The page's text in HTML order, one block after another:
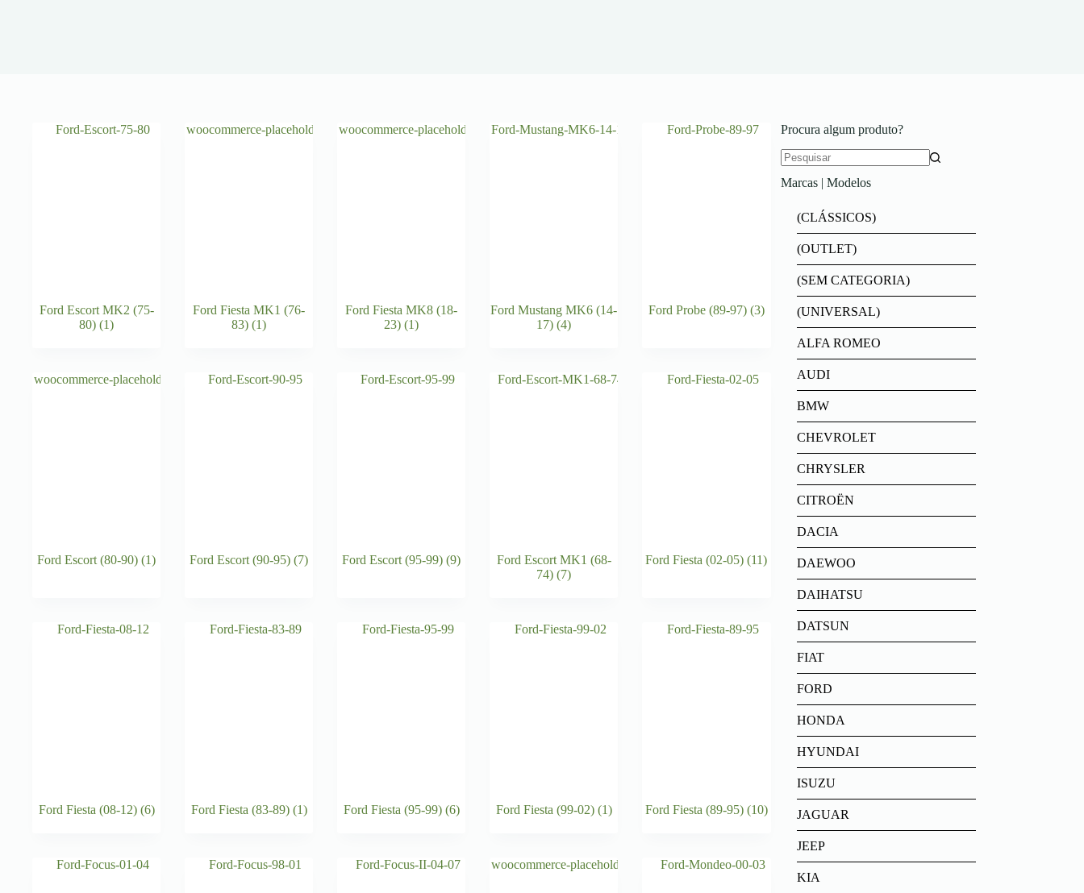
Ford Escort MK2 (75-
80)(1)
Ford Fiesta MK1 (76-
83)(1)
Ford Fiesta MK8 (18-
23)(1)
Ford Mustang MK6 (14-
17)(4)
Ford Probe (89-97) (3)
Ford Escort (80-90)(1) Ford Escort (90-95)(7) Ford Escort (95-99)(9)
Ford Escort MK1 (68-
74)(7)
Ford Fiesta (02-05)(11)
Ford Fiesta (08-12) (6) Ford Fiesta (83-89) (1) Ford Fiesta (95-99) (6) Ford Fiesta (99-02) (1) Ford Fiesta (89-95) (10)
Procura algum produto?
Marcas | Modelos
(CLÁSSICOS)
(OUTLET)
(SEM CATEGORIA)
(UNIVERSAL)
ALFA ROMEO
AUDI
BMW
CHEVROLET
CHRYSLER
CITROËN
DACIA
DAEWOO
DAIHATSU
DATSUN
FIAT
FORD
HONDA
HYUNDAI
ISUZU
JAGUAR
JEEP
KIA